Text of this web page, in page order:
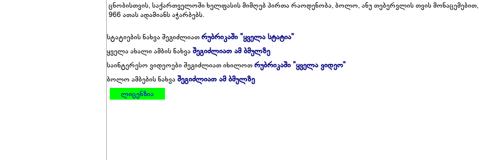
ცნობისთვის, საქართველოში ხელფასის მიმღებ პირთა რაოდენობა, ბოლო, ანუ თებერვლის თვის მონაცემებით,
966 ათას ადამიანს აჭარბებს.
სტატიების ნახვა შეგიძლიათრუბრიკაში "ყველა სტატია"
ყველა ახალი ამბის ნახვაშეგიძლიათ ამ ბმულზე
საინტერესო ვიდეოები შეგიძლიათ იხილოთრუბრიკაში "ყველა ვიდეო"
ბოლო ამბების ნახვაშეგიძლიათ ამ ბმულზე
ლიცენზია